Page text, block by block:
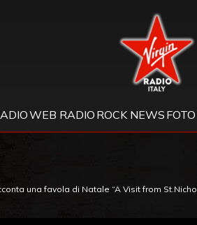
Virgin
WEB RADIO ROCK NEWS FOTO
una favola di Natale “A Visit from